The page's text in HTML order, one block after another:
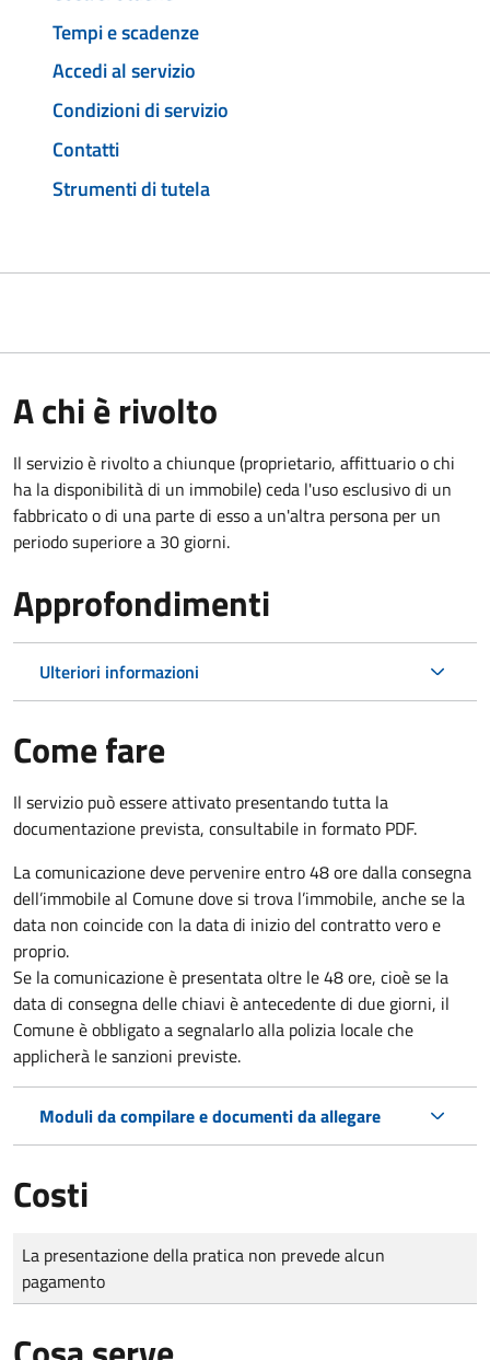
Tempi e scadenze
Accedi al servizio
Condizioni di servizio
Contatti
Strumenti di tutela
A chi è rivolto
Il servizio è rivolto a chiunque (proprietario, affittuario o chi
ha la disponibilità di un immobile) ceda l'uso esclusivo di un
fabbricato o di una parte di esso a un'altra persona per un
periodo superiore a 30 giorni.
Approfondimenti
Ulteriori informazioni
Come fare
Il servizio può essere attivato presentando tutta la
documentazione prevista, consultabile in formato PDF.
La comunicazione deve pervenireentro 48 oredalla consegna
dell’immobile al Comune dove si trova l’immobile, anche se la
data non coincide con la data di inizio del contratto vero e
proprio.
Se la comunicazione è presentata oltre le 48 ore, cioè se la
data di consegna delle chiavi è antecedente di due giorni, il
Comune è obbligato a segnalarlo alla polizia locale che
applicherà le sanzioni previste.
Moduli da compilare e documenti da allegare
Costi
Tipo di pagamento
Importo
La presentazione della pratica non prevede alcun
pagamento